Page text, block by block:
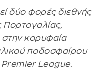
δύο φορές διεθνής
Πορτογαλίας,
στην κορυφαία
ποδοσφαίρου
Premier League.